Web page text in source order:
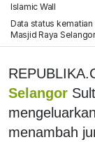
Islamic Wall
Data status
Masjid Raya
Selangor
menambah